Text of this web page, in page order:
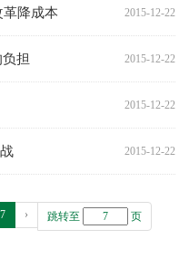
革降成本 2015-12-22
担 2015-12-22
2015-12-22
2015-12-22
7 › 跳转至 页